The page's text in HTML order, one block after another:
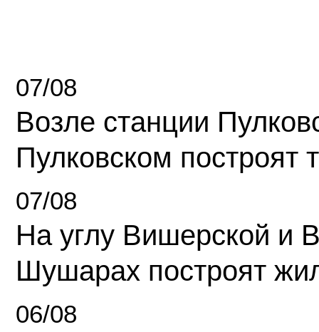
07/08
Возле станции
Пулковском построят
07/08
На углу Вишерской и
Шушарах построят
06/08